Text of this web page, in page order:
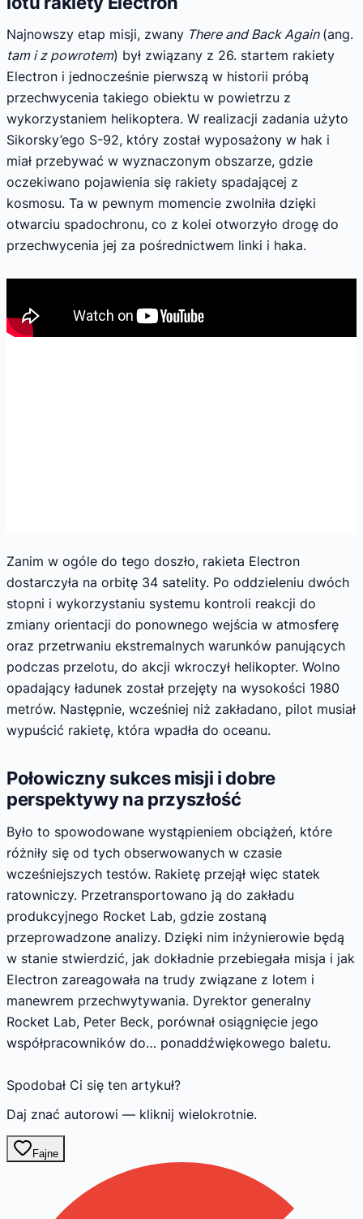
Najnowszy etap misji, zwany There and Back Again (ang.
tam i z powrotem) był związany z 26. startem rakiety
Electron i jednocześnie pierwszą w historii próbą
przechwycenia takiego obiektu w powietrzu z
wykorzystaniem helikoptera. W realizacji zadania użyto
Sikorsky’ego S-92, który został wyposażony w hak i
miał przebywać w wyznaczonym obszarze, gdzie
oczekiwano pojawienia się rakiety spadającej z
kosmosu. Ta w pewnym momencie zwolniła dzięki
otwarciu spadochronu, co z kolei otworzyło drogę do
przechwycenia jej za pośrednictwem linki i haka.
Zanim w ogóle do tego doszło, rakieta Electron
dostarczyła na orbitę 34 satelity. Po oddzieleniu dwóch
stopni i wykorzystaniu systemu kontroli reakcji do
zmiany orientacji do ponownego wejścia w atmosferę
oraz przetrwaniu ekstremalnych warunków panujących
podczas przelotu, do akcji wkroczył helikopter. Wolno
opadający ładunek został przejęty na wysokości 1980
metrów. Następnie, wcześniej niż zakładano, pilot musiał
wypuścić rakietę, która wpadła do oceanu.
Połowiczny sukces misji i dobre
perspektywy na przyszłość
Było to spowodowane wystąpieniem obciążeń, które
różniły się od tych obserwowanych w czasie
wcześniejszych testów. Rakietę przejął więc statek
ratowniczy. Przetransportowano ją do zakładu
produkcyjnego Rocket Lab, gdzie zostaną
przeprowadzone analizy. Dzięki nim inżynierowie będą
w stanie stwierdzić, jak dokładnie przebiegała misja i jak
Electron zareagowała na trudy związane z lotem i
manewrem przechwytywania. Dyrektor generalny
Rocket Lab, Peter Beck, porównał osiągnięcie jego
współpracowników do… ponaddźwiękowego baletu.
Spodobał Ci się ten artykuł?
Daj znać autorowi — kliknij wielokrotnie.
Fajne